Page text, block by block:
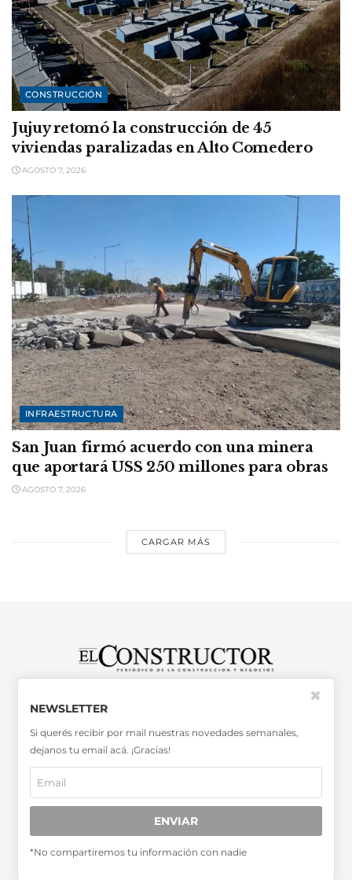
CONSTRUCCIÓN
Jujuy retomó la construcción de 45
viviendas paralizadas en Alto Comedero
AGOSTO 7, 2026
INFRAESTRUCTURA
San Juan firmó acuerdo con una minera
que aportará USS 250 millones para obras
AGOSTO 7, 2026
CARGAR MÁS
Miembro de la Asociación de
ADEPA
NEWSLETTER
Si querés recibir por mail nuestras novedades semanales,
dejanos tu email acá. ¡Gracias!
ENVIAR
*No compartiremos tu información con nadie
✖